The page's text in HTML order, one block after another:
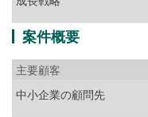
案件概要
主要顧客
中小企業の顧問先